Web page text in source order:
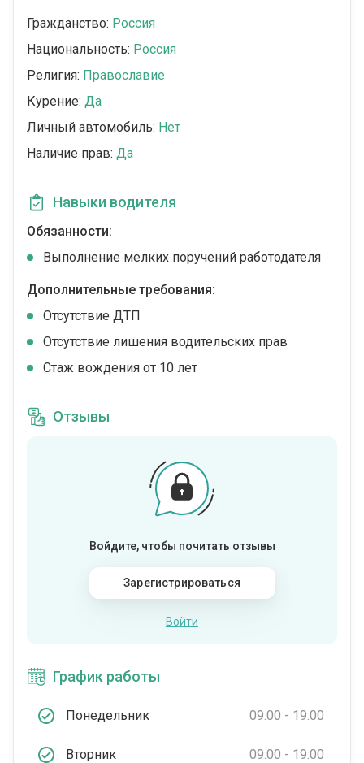
Гражданство: Россия
Национальность: Россия
Религия: Православие
Курение: Да
Личный автомобиль: Нет
Наличие прав: Да
Навыки водителя
Обязанности:
Выполнение мелких поручений работодателя
Дополнительные требования:
Отсутствие ДТП
Отсутствие лишения водительских прав
Стаж вождения от 10 лет
Отзывы
Войдите, чтобы почитать отзывы
Зарегистрироваться
Войти
График работы
Понедельник 09:00 - 19:00
Вторник 09:00 - 19:00